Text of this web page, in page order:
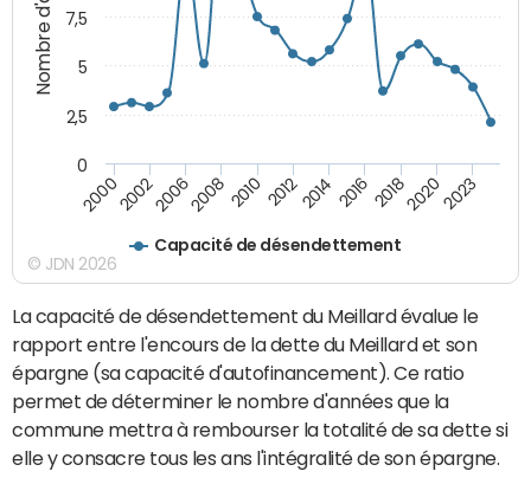
Capacité de désendettement
20002002200620082010 20122014 2016201820202023
0
2,5
5
7,5
© JDN 2026
La capacité de désendettement du Meillard évalue le
rapport entre l'encours de la dette du Meillard et son
épargne (sa capacité d'autofinancement). Ce ratio
permet de déterminer le nombre d'années que la
commune mettra à rembourser la totalité de sa dette si
elle y consacre tous les ans l'intégralité de son épargne.